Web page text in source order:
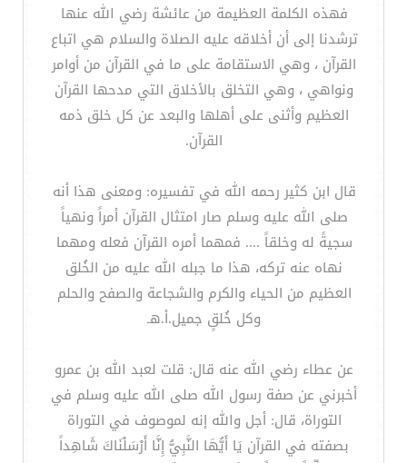
فهذه الكلمة العظيمة من عائشة رضي الله عنها
ترشدنا إلى أن أخلاقه عليه الصلاة والسلام هي اتباع
القرآن ، وهي الاستقامة على ما في القرآن من أوامر
ونواهي ، وهي التخلق بالأخلاق التي مدحها القرآن
العظيم وأثنى على أهلها والبعد عن كل خلق ذمه
القرآن.
قال ابن كثير رحمه الله في تفسيره: ومعنى هذا أنه
صلى الله عليه وسلم صار امتثال القرآن أمراً ونهياً
سجيةً له وخلقاً .... فمهما أمره القرآن فعله ومهما
نهاه عنه تركه، هذا ما جبله الله عليه من الخُلق
العظيم من الحياء والكرم والشجاعة والصفح والحلم
وكل خُلقٍ جميل.أ.هـ
عن عطاء رضي الله عنه قال: قلت لعبد الله بن عمرو
أخبرني عن صفة رسول الله صلى الله عليه وسلم في
التوراة، قال: أجل والله إنه لموصوف في التوراة
بصفته في القرآن يَا أَيُّهَا النَّبِيُّ إِنَّا أَرْسَلْنَاكَ شَاهِداً